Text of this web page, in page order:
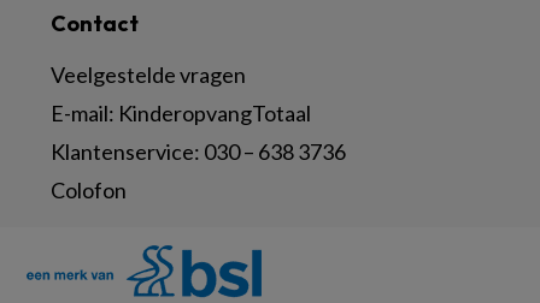
Contact
Veelgestelde vragen
E-mail: KinderopvangTotaal
Klantenservice: 030 – 638 3736
Colofon